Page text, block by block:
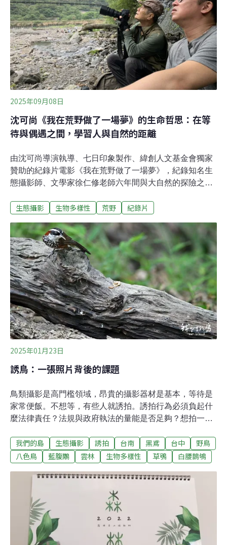
整座島嶼的聲音。展場透過生態影像作品、環境信託工作
與保育成果的展示，讓大眾理解並思考自然人與自然的關
係。6日自然環資舉辦開幕式，自然環資董事長陳瑞賓表
示，「台灣是一座島嶼，也是一張生命彼此交織的網絡。
我們與野生動植物相鄰而居，唯有守護土
2025年09月08日
沈可尚《我在荒野做了一場夢》的生命哲思：在等
待與偶遇之間，學習人與自然的距離
由沈可尚導演執導、七日印象製作、緯創人文基金會獨家
贊助的紀錄片電影《我在荒野做了一場夢》，紀錄知名生
態攝影師、文學家徐仁修老師六年間與大自然的探險之
錄壯麗風景，也不斷警示生態消亡。2019年的一場手術，
凝結徐仁修的凝視與執著。沈可尚說，這部片讓他學會
「浪費時間」：在漫長等待與偶然相遇之間，體會人與自
然的真正距離。 「我一直嚮往那些一生只做一件事的
人。」《我在荒野做了一場夢》不是典型的生態紀錄片。
導演沈可尚說，他與團隊一路在拍攝中拋開既定想像，轉
而尋找一種更貼近生命狀態的觀看方式——「怎麼拍，才
最適合這個人、這段歷程，最後還能讓觀眾確實感到被觸
動。」一切緣起於製片王師的一通電話。王師留意到徐仁
修《台灣最後的荒野》攝影集引發的回響，便邀沈可尚談
談拍攝的可能性。沈可尚憶述第一次和徐仁修見面時，對
生態攝影 生物多樣性 荒野 紀錄片
2025年01月23日
誘鳥：一張照片背後的課題
鳥類攝影是高門檻領域，昂貴的攝影器材是基本，等待是
家常便飯。不想等，有些人就誘拍。誘拍行為必須負起什
麼法律責任？法規與政府執法的量能是否足夠？想拍一張
價？台南六甲誘拍八色鳥 林保署圍網導入志工巡護台南市
六甲區，一條小溪旁，鳥友搭起了遮陽棚，橫跨小溪的竹
遠道而來的八色鳥。4月中下旬，八色鳥陸續來台，和鮮
明的羽色成對比，牠們生性隱密，喜歡在低海拔天然林底
層活動，找蟲吃，在自然情況下，要見到牠們很不容易，
因為數量很少。名列亞洲鳥類紅皮書瀕臨絕種生物，在台
灣是珍貴稀有的保育類動物。「你看牠有東西吃，就來了
有沒有？」出於喜愛，鳥友才想拍攝，誘拍是希望盡快拍
我們的島 生態攝影 誘拍 台南 黑鳶 台中
野鳥
八色鳥
藍腹鷴 雲林 生物多樣性 草鴞 白腰鵲鴝